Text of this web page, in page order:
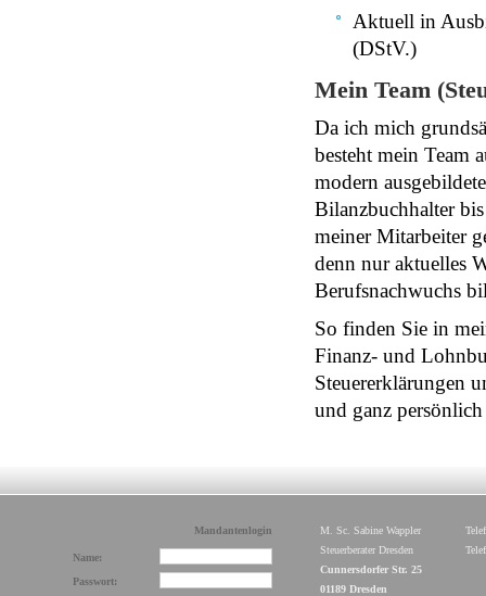
Aktuell in
(DStV.)
Mein Team
Da ich mich
besteht mein Team
modern
Bilanzbuchhalter
meiner Mitarbeiter
denn nur aktuelles
Berufsnachwuchs
So finden Sie in
Finanz- und
Steuererklärungen
und ganz
Mandantenlogin
Name:
Passwort:
M. Sc. Sabine Wappler
Steuerberater Dresden
Cunnersdorfer Str. 25
01189 Dresden